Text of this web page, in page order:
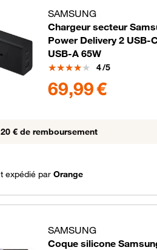
SAMSUNG
Chargeur secteur
Power Delivery 2 USB-
USB-A 65W
Note
4/5
69,99 €
€ de remboursement
expédié parOrange
SAMSUNG
Coque silicone